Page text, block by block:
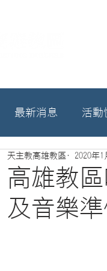
最新消息 活動
募款相關
高雄教
及音樂
天主教高雄教區 2020年1